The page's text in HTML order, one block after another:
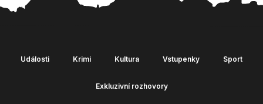
Události Krimi Kultura Vstupenky Sport
Exkluzivní rozhovory